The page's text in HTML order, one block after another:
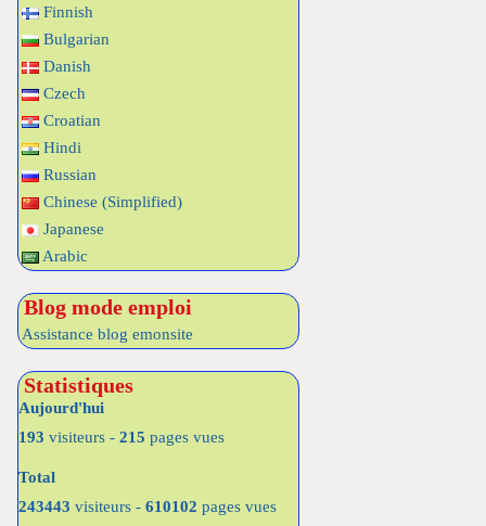
Finnish
Bulgarian
Danish
Czech
Croatian
Hindi
Russian
Chinese (Simplified)
Japanese
Arabic
Blog mode emploi
Assistance blog emonsite
Statistiques
Aujourd'hui
193 visiteurs - 215 pages vues
Total
243443 visiteurs - 610102 pages vues